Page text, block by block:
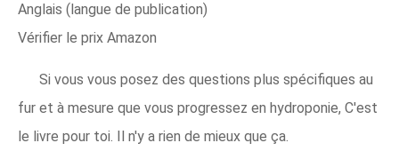
Anglais (langue de publication)
Vérifier le prix Amazon
Si vous vous posez des questions plus spécifiques au
fur et à mesure que vous progressez en hydroponie, C'est
le livre pour toi. Il n'y a rien de mieux que ça.